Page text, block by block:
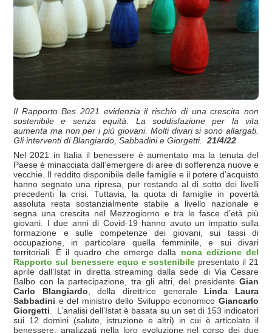
Il Rapporto Bes 2021 evidenzia il rischio di una crescita non
sostenibile e senza equità. La soddisfazione per la vita
aumenta ma non per i più giovani. Molti divari si sono allargati.
Gli interventi di Blangiardo, Sabbadini e Giorgetti.21/4/22
Nel 2021 in Italia il benessere è aumentato ma la tenuta del
Paese è minacciata dall’emergere di aree di sofferenza nuove e
vecchie. Il reddito disponibile delle famiglie e il potere d’acquisto
hanno segnato una ripresa, pur restando al di sotto dei livelli
precedenti la crisi. Tuttavia, la quota di famiglie in povertà
assoluta resta sostanzialmente stabile a livello nazionale e
segna una crescita nel Mezzogiorno e tra le fasce d’età più
giovani. I due anni di Covid-19 hanno avuto un impatto sulla
formazione e sulle competenze dei giovani, sui tassi di
occupazione, in particolare quella femminile, e sui divari
territoriali. È il quadro che emerge dalla nona edizione del
Rapporto sul benessere equo e sostenibile presentato il 21
aprile dall’Istat in diretta streaming dalla sede di Via Cesare
Balbo con la partecipazione, tra gli altri, del presidente Gian
Carlo Blangiardo, della direttrice generale Linda Laura
Sabbadini e del ministro dello Sviluppo economico Giancarlo
Giorgetti. L’analisi dell’Istat è basata su un set di 153 indicatori
sui 12 domini (salute, istruzione e altri) in cui è articolato il
benessere, analizzati nella loro evoluzione nel corso dei due